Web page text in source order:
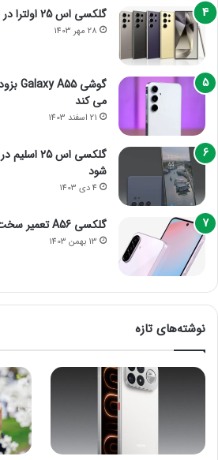
گلکسی اس 25 اولترا در چهار رنگ عرضه می شود
28 مهر 1403
می کند
21 اسفند 1403
شود
4 دی 1403
گلکسی A56 تعمیر سخت تری نسبت به A55 دارد
13 بهمن 1403
نوشته‌های تازه